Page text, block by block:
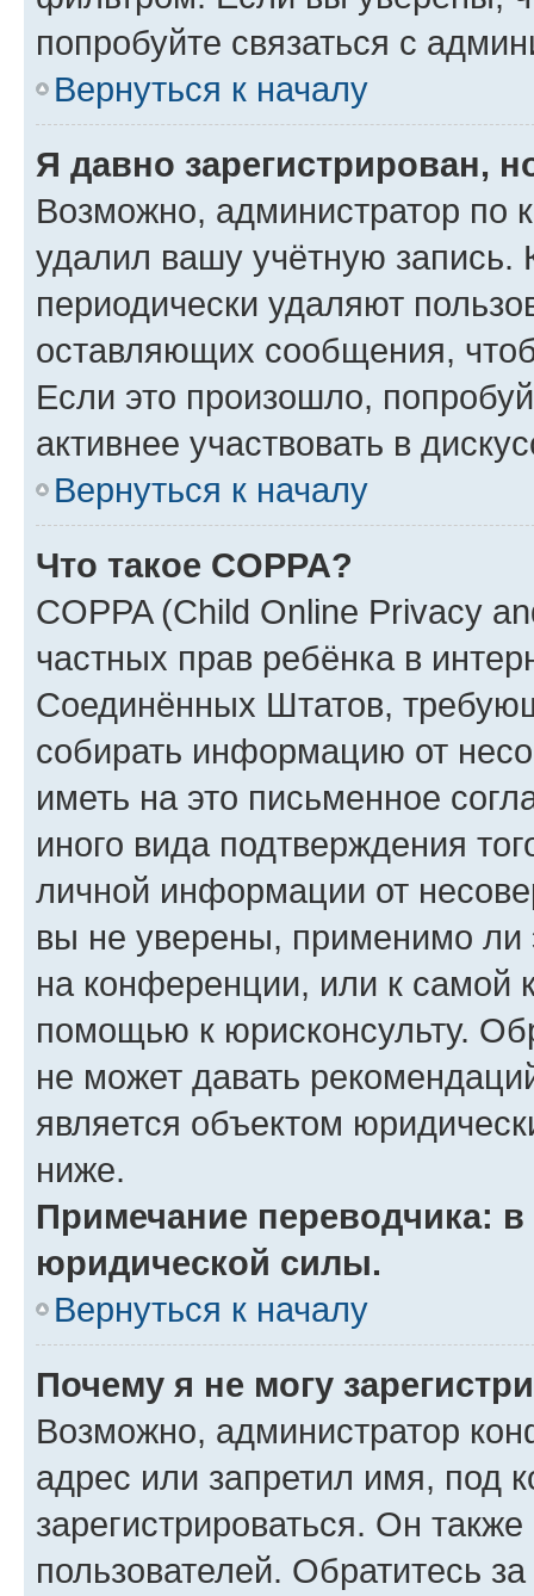
попробуйте связаться с
Вернуться к началу
Я давно зарегистрирован,
Возможно, администратор по
удалил вашу учётную запись.
периодически удаляют
оставляющих сообщения,
Если это произошло,
активнее участвовать в
Вернуться к началу
Что такое COPPA?
COPPA (Child Online Privacy
частных прав ребёнка в
Соединённых Штатов,
собирать информацию от
иметь на это письменное
иного вида подтверждения
личной информации от
вы не уверены, применимо ли
на конференции, или к самой
помощью к юрисконсульту.
не может давать
является объектом
ниже.
Примечание переводчика:
юридической силы.
Вернуться к началу
Почему я не могу
Возможно, администратор
адрес или запретил имя, под
зарегистрироваться. Он
пользователей. Обратитесь